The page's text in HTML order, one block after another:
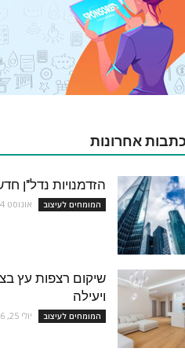
אחרונות
הזדמנויות נדל"ן
המומחים לעיצוב אוגוסט 4, 2026
שיקום רצפות עץ
ויעילה
המומחים לעיצוב יולי 25, 2026